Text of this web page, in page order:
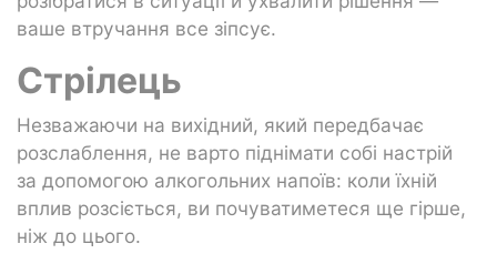
ваше втручання все зіпсує.
Стрілець
Незважаючи на вихідний, який передбачає
розслаблення, не варто піднімати собі настрій
за допомогою алкогольних напоїв: коли їхній
вплив розсіється, ви почуватиметеся ще гірше,
ніж до цього.